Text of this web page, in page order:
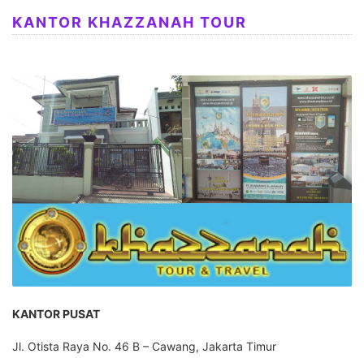
KANTOR KHAZZANAH TOUR
KANTOR PUSAT
Jl. Otista Raya No. 46 B – Cawang, Jakarta Timur